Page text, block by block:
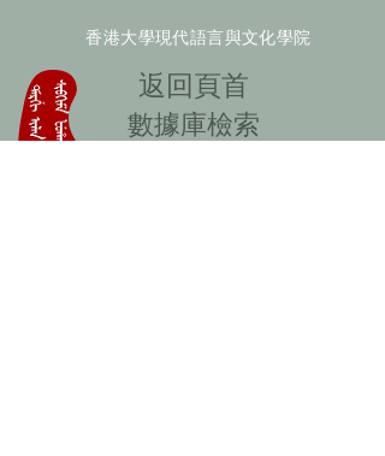
香港大學現代語言與文化學院
​返回頁首
數據庫檢索